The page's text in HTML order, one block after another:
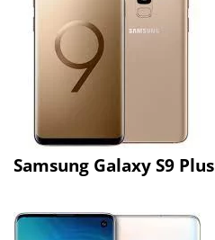
Samsung Galaxy S9 Plus